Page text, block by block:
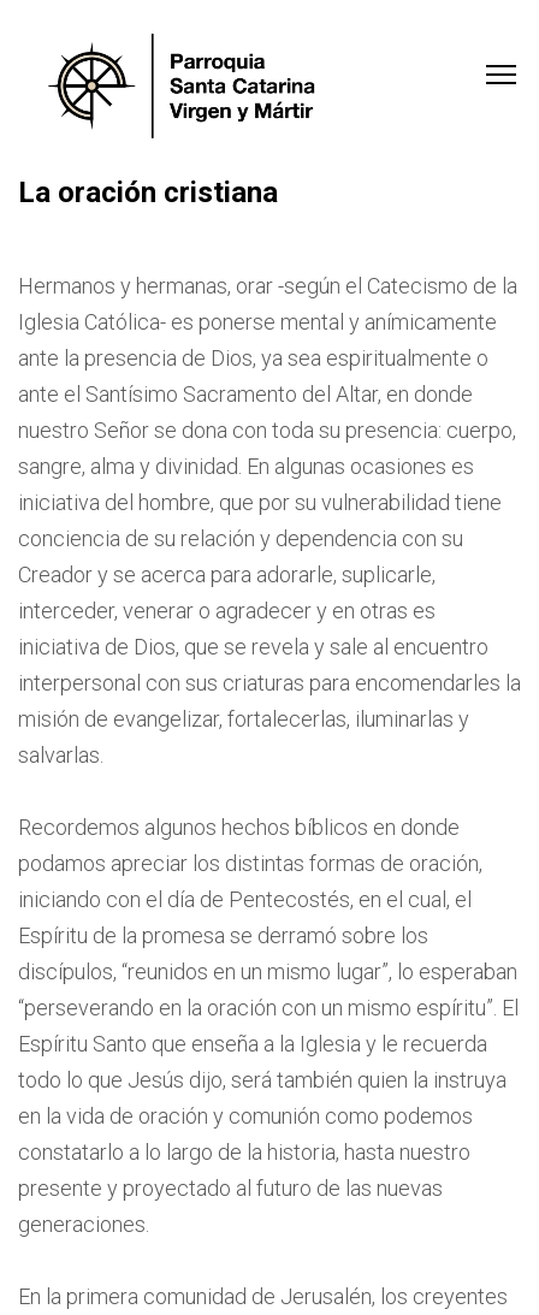
La oración cristiana
Hermanos y hermanas, orar -según el Catecismo de la
Iglesia Católica- es ponerse mental y anímicamente
ante la presencia de Dios, ya sea espiritualmente o
ante el Santísimo Sacramento del Altar, en donde
nuestro Señor se dona con toda su presencia: cuerpo,
sangre, alma y divinidad. En algunas ocasiones es
iniciativa del hombre, que por su vulnerabilidad tiene
conciencia de su relación y dependencia con su
Creador y se acerca para adorarle, suplicarle,
interceder, venerar o agradecer y en otras es
iniciativa de Dios, que se revela y sale al encuentro
interpersonal con sus criaturas para encomendarles la
misión de evangelizar, fortalecerlas, iluminarlas y
salvarlas.
Recordemos algunos hechos bíblicos en donde
podamos apreciar los distintas formas de oración,
iniciando con el día de Pentecostés, en el cual, el
Espíritu de la promesa se derramó sobre los
discípulos, “reunidos en un mismo lugar”, lo esperaban
“perseverando en la oración con un mismo espíritu”. El
Espíritu Santo que enseña a la Iglesia y le recuerda
todo lo que Jesús dijo, será también quien la instruya
en la vida de oración y comunión como podemos
constatarlo a lo largo de la historia, hasta nuestro
presente y proyectado al futuro de las nuevas
generaciones.
En la primera comunidad de Jerusalén, los creyentes